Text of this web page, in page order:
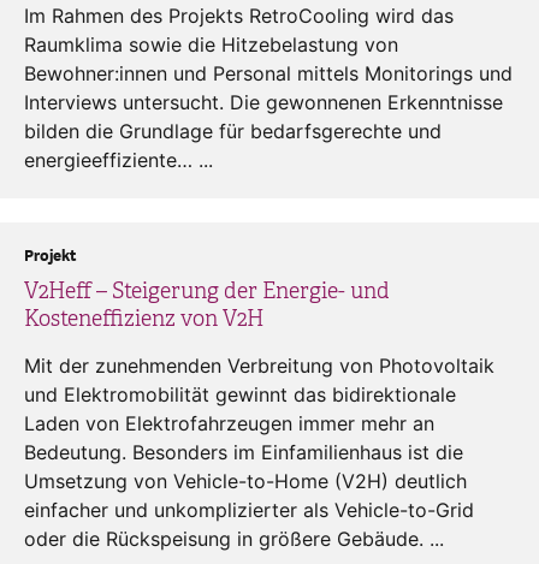
Im Rahmen des Projekts RetroCooling wird das
Raumklima sowie die Hitzebelastung von
Bewohner:innen und Personal mittels Monitorings und
Interviews untersucht. Die gewonnenen Erkenntnisse
bilden die Grundlage für bedarfsgerechte und
energieeffiziente… ...
V2Heff – Steigerung der Energie- und
Kosteneffizienz von V2H
Projekt
Mit der zunehmenden Verbreitung von Photovoltaik
und Elektromobilität gewinnt das bidirektionale
Laden von Elektrofahrzeugen immer mehr an
Bedeutung. Besonders im Einfamilienhaus ist die
Umsetzung von Vehicle-to-Home (V2H) deutlich
einfacher und unkomplizierter als Vehicle-to-Grid
oder die Rückspeisung in größere Gebäude. ...